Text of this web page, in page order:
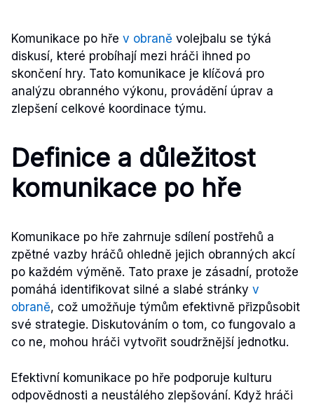
Komunikace po hře v obraně volejbalu se týká
diskusí, které probíhají mezi hráči ihned po
skončení hry. Tato komunikace je klíčová pro
analýzu obranného výkonu, provádění úprav a
zlepšení celkové koordinace týmu.
Definice a důležitost
komunikace po hře
Komunikace po hře zahrnuje sdílení postřehů a
zpětné vazby hráčů ohledně jejich obranných akcí
po každém výměně. Tato praxe je zásadní, protože
pomáhá identifikovat silné a slabé stránky v
obraně, což umožňuje týmům efektivně přizpůsobit
své strategie. Diskutováním o tom, co fungovalo a
co ne, mohou hráči vytvořit soudržnější jednotku.
Efektivní komunikace po hře podporuje kulturu
odpovědnosti a neustálého zlepšování. Když hráči